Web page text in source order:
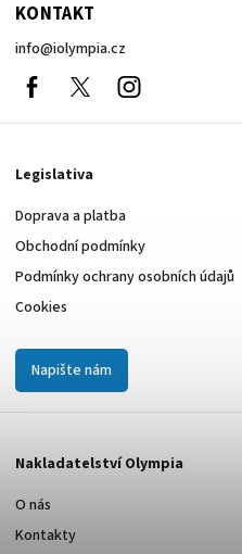
KONTAKT
info@iolympia.cz
Facebook nolympia61611
Legislativa
Doprava a platba
Obchodní podmínky
Podmínky ochrany osobních údajů
Cookies
Napište nám
Nakladatelství Olympia
O nás
Kontakty